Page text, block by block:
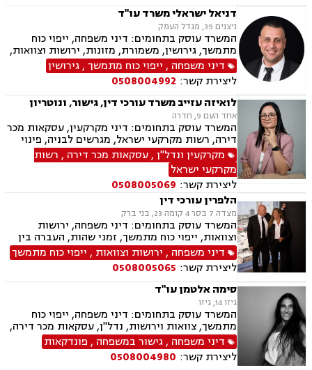
דניאל ישראלי משרד עו"ד
ניצנים 39, מגדל העמק
המשרד עוסק בתחומים: דיני משפחה, ייפוי כוח
מתמשך, גירושין, משמורת, מזונות, ירושות וצוואות,
ידועים בציבור, אפוטרופסות, הסכמי ממון, אבהות,
הורות חד מינית, נישואים אזרחיים, חלוקת רכוש,
תיאום הורי, חטיפת ילדים, זמני שהות, ניכור הורי,
העברנ בין דורית, גישור
דיני משפחה , ייפוי כוח מתמשך,גירושין
ליצירת קשר: 0508004992
לואיזה עזייב משרד עורכי דין, גישור, ונוטריון
אחד העם 9, חדרה
המשרד עוסק בתחומים: דיני מקרקעין, עסקאות מכר
דירה, רשות מקרקעי ישראל, מגרשים לבניה, פינוי
מושכר, בתים משותפים, אפוטרופסות, ידועים
בציבור, הסכמי ממון, ייפוי כוח מתמשך, ירושות
וצוואות
מקרקעין ונדל"ן,עסקאות מכר דירה , רשות
מקרקעי ישראל
ליצירת קשר: 0508005069
הלפרין עורכי דין
מצדה 7 בסר 4 קומה 23, בני ברק
המשרד עוסק בתחומים: דיני משפחה, ירושות
וצוואות, ייפוי כוח מתמשך, זמני שהות, העברה בין
דורית, חלוקת רכוש, הורות חד מינית, גישור
במשפחה, מיזוגים ורכישות, ליווי עסקי, דיני חוזים,
משפט מסחרי, ניכור הורי, מזונות, הסכמי ממון,
ידועים בציבור, אבהות, חטיפת ילדים, זכיינות,
סכסוך בין בעלי מניות
דיני משפחה , ירושות וצוואות , ייפוי כוח מתמשך
ליצירת קשר: 0508005065
סימה אלטמן עו"ד
גיזו 14, גיזו
המשרד עוסק בתחומים: דיני משפחה, ייפוי כוח
מתמשך, צוואות וירושות, נדל"ן, עסקאות מכר דירה,
משפט אזרחי
דיני משפחה ,גישור במשפחה , פונדקאות
ליצירת קשר: 0508004980